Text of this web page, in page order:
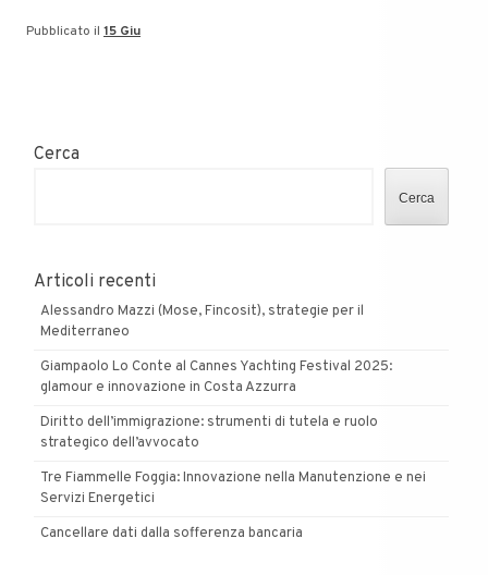
Pubblicato il 15 Giu
Cerca
Cerca
Articoli recenti
Alessandro Mazzi (Mose, Fincosit), strategie per il
Mediterraneo
Giampaolo Lo Conte al Cannes Yachting Festival 2025:
glamour e innovazione in Costa Azzurra
Diritto dell’immigrazione: strumenti di tutela e ruolo
strategico dell’avvocato
Tre Fiammelle Foggia: Innovazione nella Manutenzione e nei
Servizi Energetici
Cancellare dati dalla sofferenza bancaria